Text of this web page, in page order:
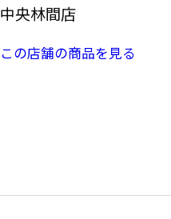
中央林間店
この店舗の商品を見る